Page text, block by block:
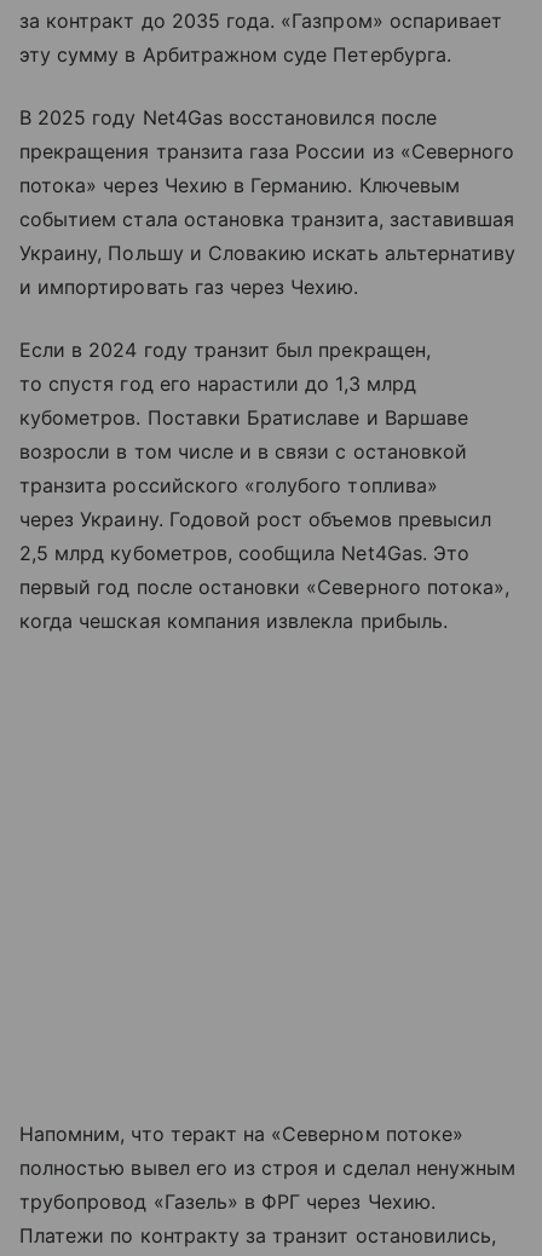
за контракт до 2035 года. «Газпром» оспаривает
эту сумму в Арбитражном суде Петербурга.
В 2025 году Net4Gas восстановился после
прекращения транзита газа России из «Северного
потока» через Чехию в Германию. Ключевым
событием стала остановка транзита, заставившая
Украину, Польшу и Словакию искать альтернативу
и импортировать газ через Чехию.
Если в 2024 году транзит был прекращен,
то спустя год его нарастили до 1,3 млрд
кубометров. Поставки Братиславе и Варшаве
возросли в том числе и в связи с остановкой
транзита российского «голубого топлива»
через Украину. Годовой рост объемов превысил
2,5 млрд кубометров, сообщила Net4Gas. Это
первый год после остановки «Северного потока»,
когда чешская компания извлекла прибыль.
Напомним, что теракт на «Северном потоке»
полностью вывел его из строя и сделал ненужным
трубопровод «Газель» в ФРГ через Чехию.
Платежи по контракту за транзит остановились,